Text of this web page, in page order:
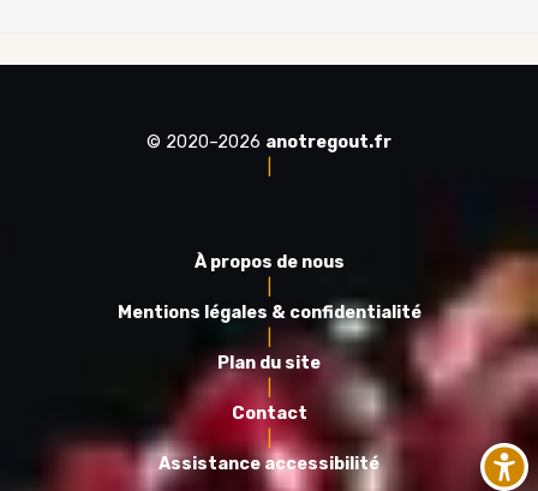
© 2020–2026 anotregout.fr
À propos de nous
Mentions légales & confidentialité
Plan du site
|
Contact
|
Assistance accessibilité